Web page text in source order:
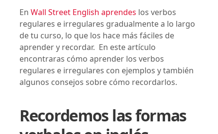
En Wall Street English aprendes los verbos
regulares e irregulares gradualmente a lo largo
de tu curso, lo que los hace más fáciles de
aprender y recordar. En este artículo
encontraras cómo aprender los verbos
regulares e irregulares con ejemplos y también
algunos consejos sobre cómo recordarlos.
Recordemos las formas